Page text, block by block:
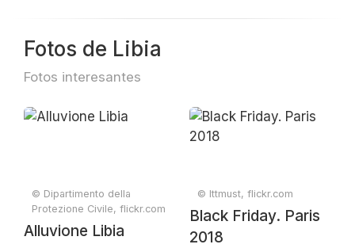
Fotos de Libia
Fotos interesantes
© Dipartimento della
Protezione Civile, flickr.com
Alluvione Libia
© Ittmust, flickr.com
Black Friday. Paris
2018